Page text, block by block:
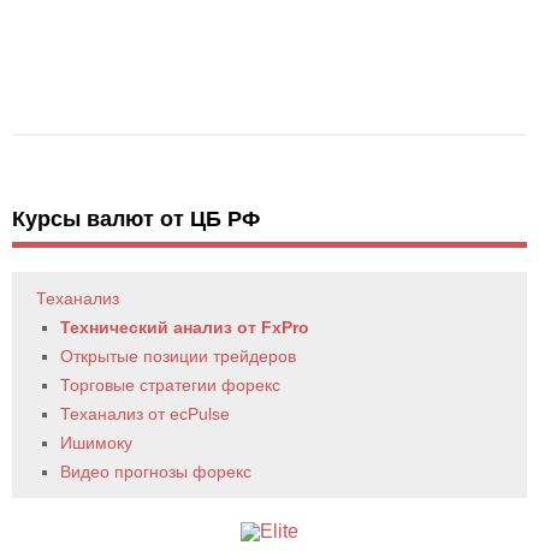
Курсы валют от ЦБ РФ
Теханализ
Технический анализ от FxPro
Открытые позиции трейдеров
Торговые стратегии форекс
Теханализ от ecPulse
Ишимоку
Видео прогнозы форекс